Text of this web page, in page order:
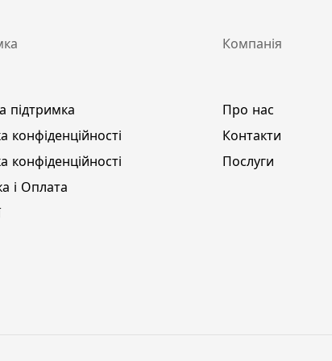
підтримка
конфіденційності
конфіденційності
і Оплата
Компанія
Про нас
Контакти
Послуги